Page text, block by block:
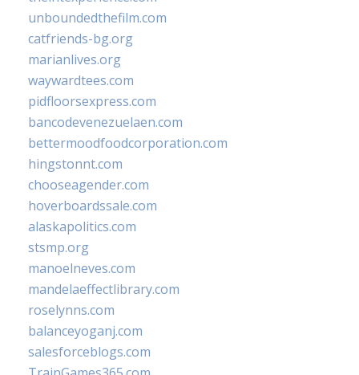
unboundedthefilm.com
catfriends-bg.org
marianlives.org
waywardtees.com
pidfloorsexpress.com
bancodevenezuelaen.com
bettermoodfoodcorporation.com
hingstonnt.com
chooseagender.com
hoverboardssale.com
alaskapolitics.com
stsmp.org
manoelneves.com
mandelaeffectlibrary.com
roselynns.com
balanceyoganj.com
salesforceblogs.com